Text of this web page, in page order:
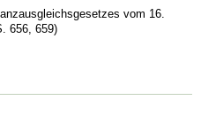
vom 16.
656, 659)